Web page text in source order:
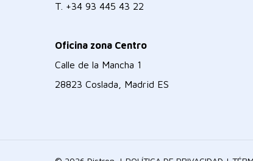
T. +34 93 445 43 22
Oficina zona Centro
Calle de la Mancha 1
28823 Coslada, Madrid ES